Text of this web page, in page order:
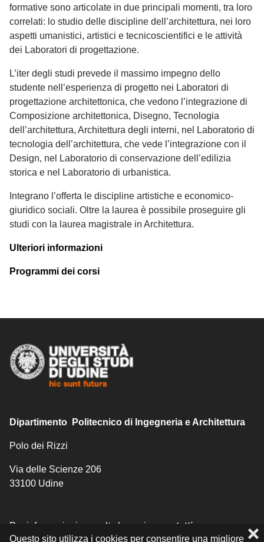
Questo sito utilizza i cookies per consentire una migliore ❌
formative sono articolate in due principali momenti, tra loro
correlati: lo studio delle discipline dell’architettura, nei loro
aspetti umanistici, artistici e tecnicoscientifici e le attività
dei Laboratori di progettazione.
L’iter degli studi prevede il massimo impegno dello
studente nell’esperienza di progetto nei Laboratori di
progettazione architettonica, che vedono l’integrazione di
Composizione architettonica, Disegno, Tecnologia
dell’architettura, Architettura degli interni, nel Laboratorio di
tecnologia dell’architettura, che vede l’integrazione con il
Design, nel Laboratorio di conservazione dell’edilizia
storica e nel Laboratorio di urbanistica.
Integrano l’offerta le discipline artistiche e economico-
giuridico sociali. Oltre la laurea è possibile proseguire gli
studi con la laurea magistrale in Architettura.
Ulteriori informazioni
Programmi dei corsi
Dipartimento Politecnico di Ingegneria e Architettura
Polo dei Rizzi
Via delle Scienze 206
33100 Udine
Per informazioni consulta la pagina contatti